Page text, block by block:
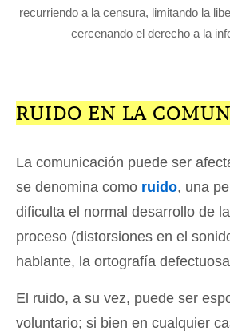
recurriendo a la censura, limitando la
cercenando el derecho a la
RUIDO EN LA
La comunicación puede ser
se denomina como ruido, una
dificulta el normal desarrollo de
proceso (distorsiones en el
hablante, la ortografía
El ruido, a su vez, puede ser
voluntario; si bien en cualquier